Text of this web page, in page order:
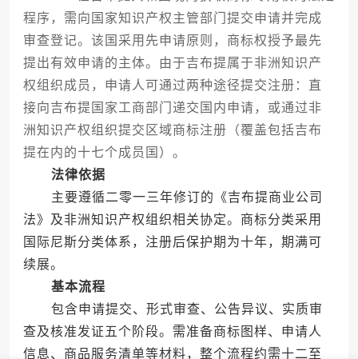
程序，需向国家知识产权主管部门提交申请并完成
审查登记。该国采用先申请原则，商标权授予最先
提出有效申请的主体。由于吉布提属于非洲知识产
权组织成员，申请人可通过两种途径提交注册：直
接向吉布提国家工商部门递交国内申请，或通过非
洲知识产权组织提交区域商标注册（覆盖包括吉布
提在内的十七个成员国）。
法律依据
主要遵循二零一三年修订的《吉布提商业公司
法》及非洲知识产权组织相关协定。商标分类采用
国际尼斯分类体系，注册后保护期为十年，期满可
续展。
基本流程
包含申请提交、形式审查、公告异议、实质审
查及核准发证五个阶段。需准备商标图样、申请人
信息、商品服务清单等材料，整个流程约需十二至